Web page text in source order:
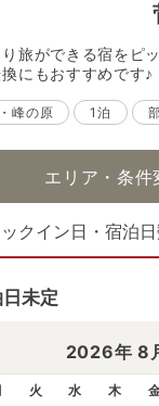
り旅ができる宿を
にもおすすめです♪
峰の原 1泊
エリア・条件
クイン日・宿泊
未定
2026年 8
火 水 木